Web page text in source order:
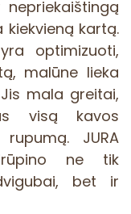
kiekvieną kartą.
optimizuoti,
malūne lieka
mala greitai,
visą kavos
JURA
ne tik
bet ir